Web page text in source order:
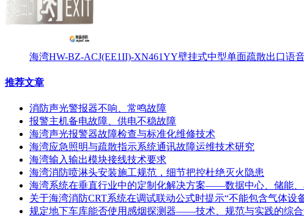
海湾HW-BZ-ACJ(EE1II)-XN461YY壁挂式中型单面疏散出口语
推荐文章
消防声光警报器不响、常鸣故障
报警主机备电故障、供电不稳故障
海湾声光报警器故障检查与标准化维修技术
海湾应急照明与疏散指示系统通讯故障运维技术研究
海湾输入输出模块接线技术要求
海湾消防喷淋头安装施工规范，细节把控杜绝灭火隐患
海湾系统在垂直行业中的定制化解决方案——数据中心、储能
关于海湾消防CRT系统在调试联动公式时提示“不能包含气体设
规定地下车库能否使用感烟探测器——技术、规范与实践的综